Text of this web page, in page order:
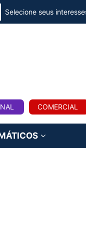
Selecione seus
COMERCIAL